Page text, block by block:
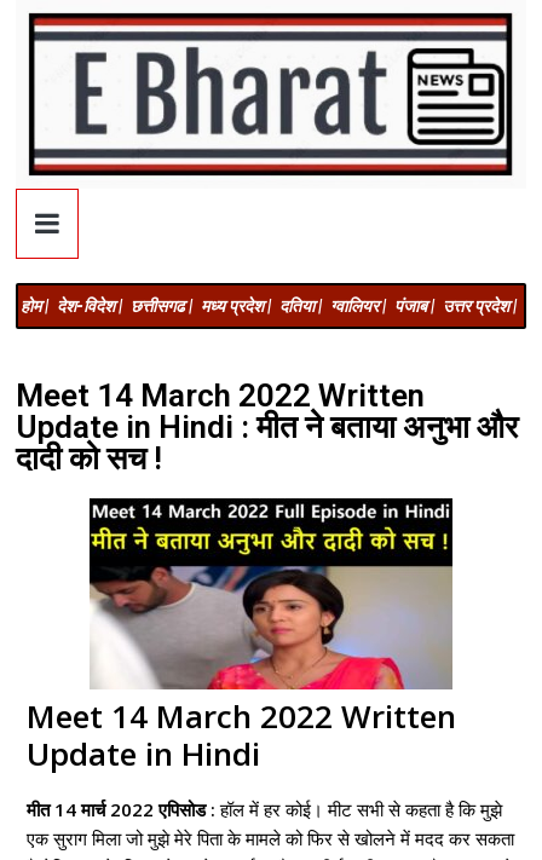
होम | देश-विदेश | छत्तीसगढ | मध्य प्रदेश | दतिया | ग्वालियर | पंजाब | उत्तर प्रदेश |
Meet 14 March 2022 Written
Update in Hindi : मीत ने बताया अनुभा और
दादी को सच !
Meet 14 March 2022 Written
Update in Hindi
मीत 14 मार्च 2022 एपिसोड : हॉल में हर कोई। मीट सभी से कहता है कि मुझे
एक सुराग मिला जो मुझे मेरे पिता के मामले को फिर से खोलने में मदद कर सकता